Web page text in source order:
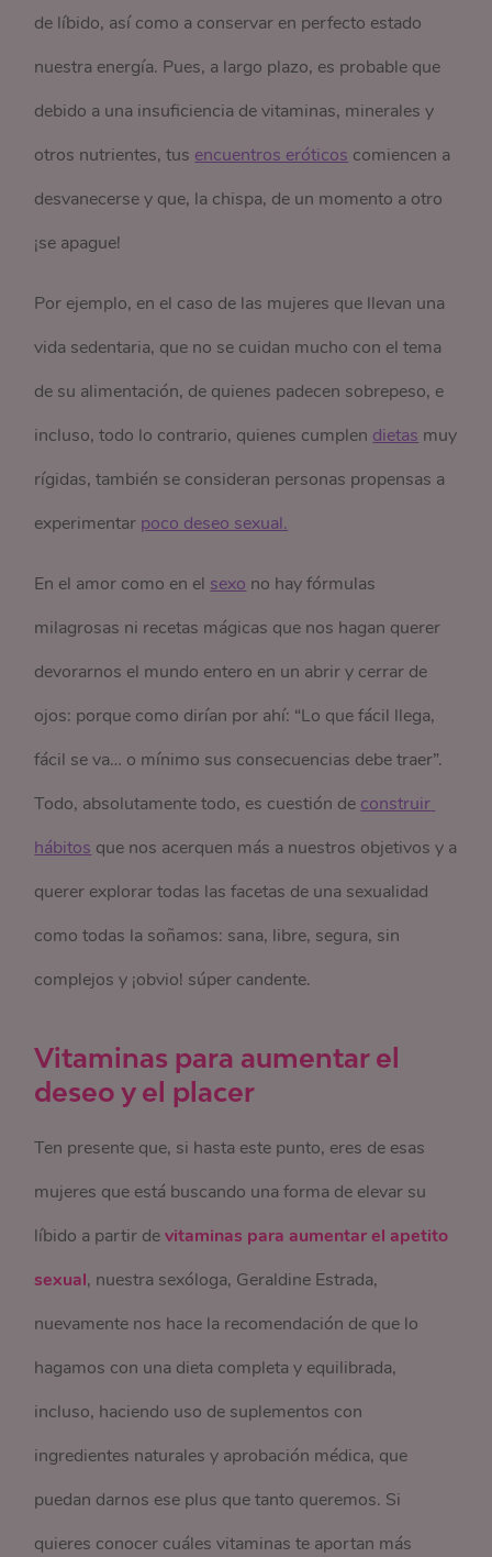
de líbido, así como a conservar en perfecto estado
nuestra energía. Pues, a largo plazo, es probable que
debido a una insuficiencia de vitaminas, minerales y
otros nutrientes, tus encuentros eróticos comiencen a
desvanecerse y que, la chispa, de un momento a otro
¡se apague!
Por ejemplo, en el caso de las mujeres que llevan una
vida sedentaria, que no se cuidan mucho con el tema
de su alimentación, de quienes padecen sobrepeso, e
incluso, todo lo contrario, quienes cumplen dietas muy
rígidas, también se consideran personas propensas a
experimentar poco deseo sexual.
En el amor como en el sexo no hay fórmulas
milagrosas ni recetas mágicas que nos hagan querer
devorarnos el mundo entero en un abrir y cerrar de
ojos: porque como dirían por ahí: “Lo que fácil llega,
fácil se va… o mínimo sus consecuencias debe traer”.
Todo, absolutamente todo, es cuestión de construir
hábitos que nos acerquen más a nuestros objetivos y a
querer explorar todas las facetas de una sexualidad
como todas la soñamos: sana, libre, segura, sin
complejos y ¡obvio! súper candente.
Vitaminas para aumentar el
deseo y el placer
Ten presente que, si hasta este punto, eres de esas
mujeres que está buscando una forma de elevar su
líbido a partir devitaminas para aumentar el apetito
sexual, nuestra sexóloga, Geraldine Estrada,
nuevamente nos hace la recomendación de que lo
hagamos con una dieta completa y equilibrada,
incluso, haciendo uso de suplementos con
ingredientes naturales y aprobación médica, que
puedan darnos ese plus que tanto queremos. Si
quieres conocer cuáles vitaminas te aportan más